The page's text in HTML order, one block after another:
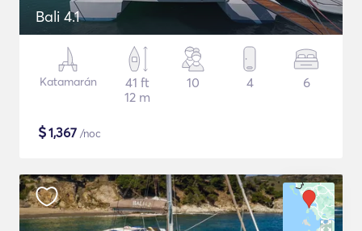
Bali 4.1
Katamarán
41 ft
12 m
10 4 6
$1,367 /noc